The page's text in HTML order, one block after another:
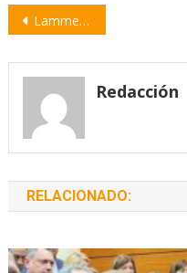
Navegación
entradas
Lammens anticipó una temporada de verano “extraordinaria”
Redacción
RELACIONADO: